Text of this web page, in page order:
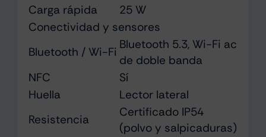
Carga rápida
25 W
Conectividad y sensores
Bluetooth / Wi-Fi
Bluetooth 5.3, Wi-Fi ac
de doble banda
NFC
Sí
Huella
Lector lateral
Resistencia
Certificado IP54
(polvo y salpicaduras)